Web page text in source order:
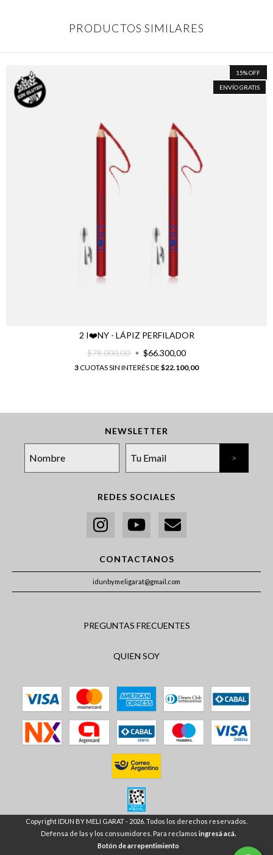
PRODUCTOS SIMILARES
15%OFF
ENVÍO GRATIS
2 I❤️NY - LÁPIZ PERFILADOR
$78.000,00
$66.300,00
3CUOTAS SIN INTERÉS DE $22.100,00
NEWSLETTER
REDES SOCIALES
CONTACTANOS
idunbymeligarat@gmail.com
PREGUNTAS FRECUENTES
QUIEN SOY
Copyright IDUN BY MELI GARAT - 2026. Todos los derechos reservados.
Defensa de las y los consumidores. Para reclamos ingresá acá.
Botón de arrepentimiento